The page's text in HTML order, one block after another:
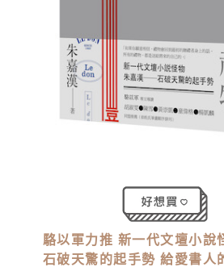
駱以軍力推 新一代文壇小說
石破天驚的起手勢 給愛書人